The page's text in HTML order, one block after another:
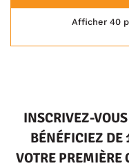
Afficher 40
INSCRIVEZ-
BÉNÉFICIEZ DE
VOTRE